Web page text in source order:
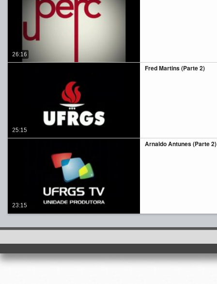
26:16
Fred Martins (Parte 2)
25:15
Arnaldo Antunes (Parte 2)
23:15